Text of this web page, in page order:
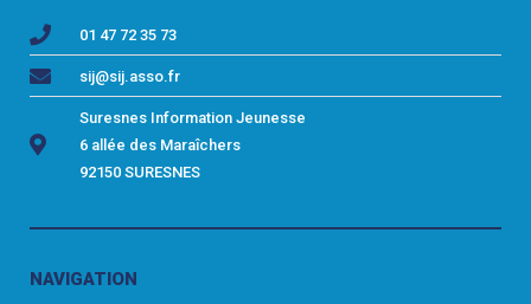
01 47 72 35 73
sij@sij.asso.fr
Suresnes Information Jeunesse
6 allée des Maraîchers
92150 SURESNES
NAVIGATION